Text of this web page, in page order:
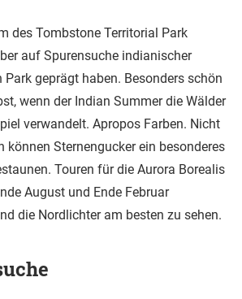
des Tombstone Territorial Park
auf Spurensuche indianischer
Park geprägt haben. Besonders schön
wenn der Indian Summer die Wälder
verwandelt. Apropos Farben. Nicht
können Sternengucker ein besonderes
Touren für die Aurora Borealis
August und Ende Februar
die Nordlichter am besten zu sehen.